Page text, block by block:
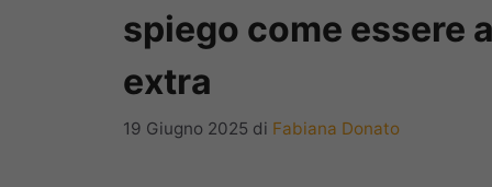
spiego come essere
extra
19 Giugno 2025 di Fabiana Donato